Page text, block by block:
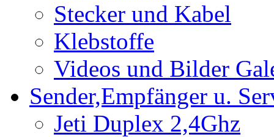
Stecker und Kabel
Klebstoffe
Videos und Bilder
Sender,Empfänger u.
Jeti Duplex 2,4Ghz